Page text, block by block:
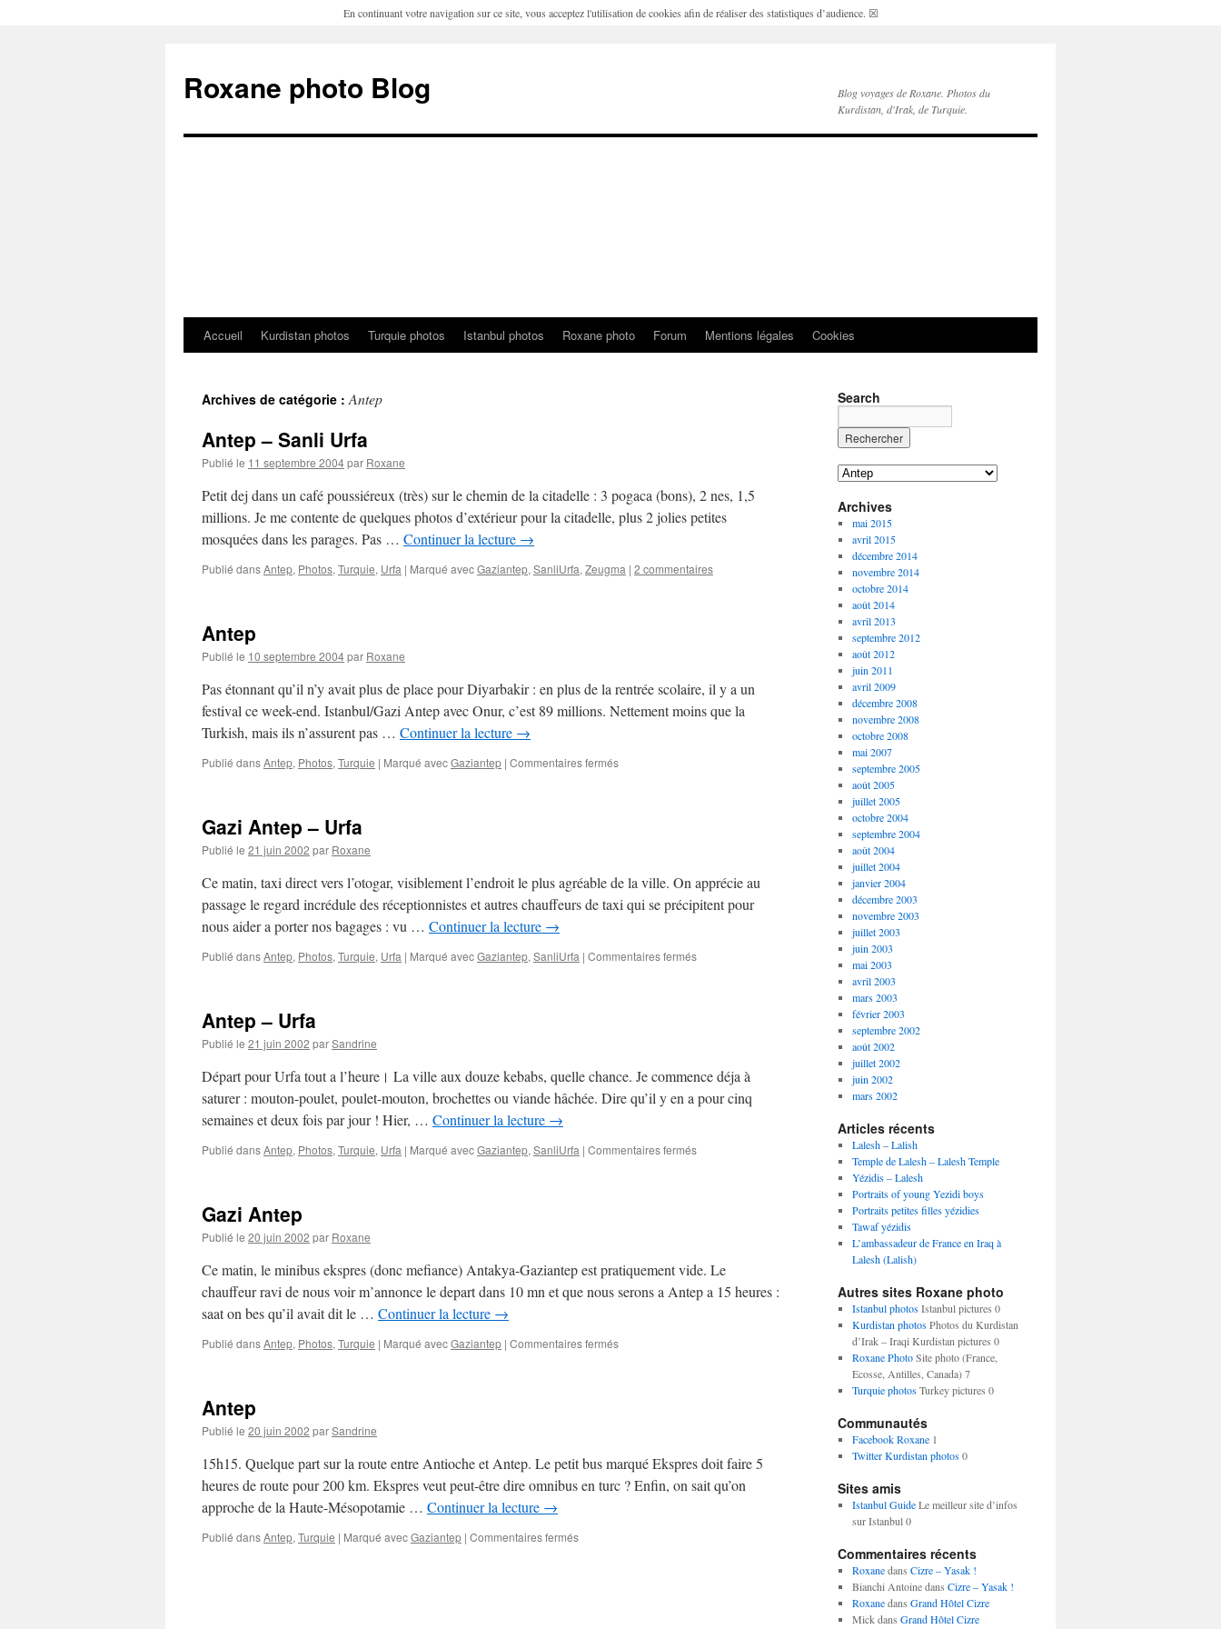
Roxane photo Blog
Blog voyages de Roxane. Photos du
Kurdistan, d'Irak, de Turquie.
Aller
contenu
Accueil Kurdistan photos Turquie photos Istanbul photos Roxane photo Forum Mentions légales Cookies
Archives de catégorie :Antep
Antep – Sanli Urfa
Publié le 11 septembre 2004par Roxane
Petit dej dans un café poussiéreux (très) sur le chemin de la citadelle : 3 pogaca (bons), 2 nes, 1,5
millions. Je me contente de quelques photos d’extérieur pour la citadelle, plus 2 jolies petites
mosquées dans les parages. Pas … Continuer la lecture →
Publié dansAntep, Photos, Turquie, Urfa | Marqué avecGaziantep, SanliUrfa, Zeugma | 2 commentaires
Antep
Publié le 10 septembre 2004par Roxane
Pas étonnant qu’il n’y avait plus de place pour Diyarbakir : en plus de la rentrée scolaire, il y a un
festival ce week-end. Istanbul/Gazi Antep avec Onur, c’est 89 millions. Nettement moins que la
Turkish, mais ils n’assurent pas … Continuer la lecture →
Publié dansAntep, Photos, Turquie | Marqué avecGaziantep | Commentaires ferméssur
Gazi Antep – Urfa
Publié le 21 juin 2002 par Roxane
Ce matin, taxi direct vers l’otogar, visiblement l’endroit le plus agréable de la ville. On apprécie au
passage le regard incrédule des réceptionnistes et autres chauffeurs de taxi qui se précipitent pour
nous aider a porter nos bagages : vu … Continuer la lecture →
Publié dansAntep, Photos, Turquie, Urfa | Marqué avecGaziantep, SanliUrfa | Commentaires ferméssur
Antep – Urfa
Publié le 21 juin 2002 parSandrine
Départ pour Urfa tout a l’heure। La ville aux douze kebabs, quelle chance. Je commence déja à
saturer : mouton-poulet, poulet-mouton, brochettes ou viande hâchée. Dire qu’il y en a pour cinq
semaines et deux fois par jour ! Hier, … Continuer la lecture →
Publié dansAntep, Photos, Turquie, Urfa | Marqué avecGaziantep, SanliUrfa | Commentaires ferméssur
Gazi Antep
Publié le 20 juin 2002 par Roxane
Ce matin, le minibus ekspres (donc mefiance) Antakya-Gaziantep est pratiquement vide. Le
chauffeur ravi de nous voir m’annonce le depart dans 10 mn et que nous serons a Antep a 15 heures :
saat on bes qu’il avait dit le … Continuer la lecture →
Publié dansAntep, Photos, Turquie | Marqué avecGaziantep | Commentaires ferméssur
Antep
Publié le 20 juin 2002 parSandrine
15h15. Quelque part sur la route entre Antioche et Antep. Le petit bus marqué Ekspres doit faire 5
heures de route pour 200 km. Ekspres veut peut-être dire omnibus en turc ? Enfin, on sait qu’on
approche de la Haute-Mésopotamie … Continuer la lecture →
Publié dansAntep, Turquie | Marqué avecGaziantep | Commentaires ferméssur
Search
Catégories
Archives
mai 2015
avril 2015
décembre 2014
novembre 2014
octobre 2014
août 2014
avril 2013
septembre 2012
août 2012
juin 2011
avril 2009
décembre 2008
novembre 2008
octobre 2008
mai 2007
septembre 2005
août 2005
juillet 2005
octobre 2004
septembre 2004
août 2004
juillet 2004
janvier 2004
décembre 2003
novembre 2003
juillet 2003
juin 2003
mai 2003
avril 2003
mars 2003
février 2003
septembre 2002
août 2002
juillet 2002
juin 2002
mars 2002
Articles récents
Lalesh – Lalish
Temple de Lalesh – Lalesh Temple
Yézidis – Lalesh
Portraits of young Yezidi boys
Portraits petites filles yézidies
Tawaf yézidis
L’ambassadeur de France en Iraq à
Lalesh (Lalish)
Autres sites Roxane photo
Istanbul photosIstanbul pictures 0
Kurdistan photosPhotos du Kurdistan
d’Irak – Iraqi Kurdistan pictures 0
Roxane PhotoSite photo (France,
Ecosse, Antilles, Canada) 7
Turquie photosTurkey pictures 0
Communautés
Facebook Roxane1
Twitter Kurdistan photos0
Sites amis
Istanbul GuideLe meilleur site d’infos
sur Istanbul 0
Commentaires récents
Roxanedans Cizre – Yasak !
Bianchi Antoinedans Cizre – Yasak !
Roxanedans Grand Hôtel Cizre
Mickdans Grand Hôtel Cizre
En continuant votre navigation sur ce site, vous acceptez l'utilisation de cookies afin de réaliser des statistiques d’audience. ☒